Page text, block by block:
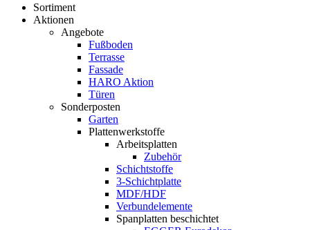
Sortiment
Aktionen
Angebote
Fußboden
Terrasse
Fassade
HARO Aktion
Türen
Sonderposten
Garten
Plattenwerkstoffe
Arbeitsplatten
Zubehör
Schichtstoffe
3-Schichtplatte
MDF/HDF
Verbundelemente
Spanplatten beschichtet